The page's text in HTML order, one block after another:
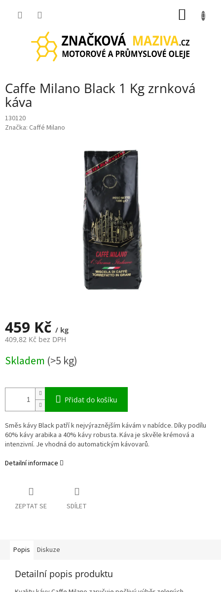
Caffe Milano Black 1 Kg zrnková
káva
130120
Značka: Caffé Milano
459 Kč / kg
409,82 Kč bez DPH
cena:
Skladem (>5 kg)
Přidat do košíku
Směs kávy Black patří k nejvýraznějším kávám v nabídce. Díky podílu
60% kávy arabika a 40% kávy robusta. Káva je skvěle krémová a
intenzivní. Je vhodná do automatickým kávovarů.
Detailní informace
ZEPTAT SE SDÍLET
Popis Diskuze
Detailní popis produktu